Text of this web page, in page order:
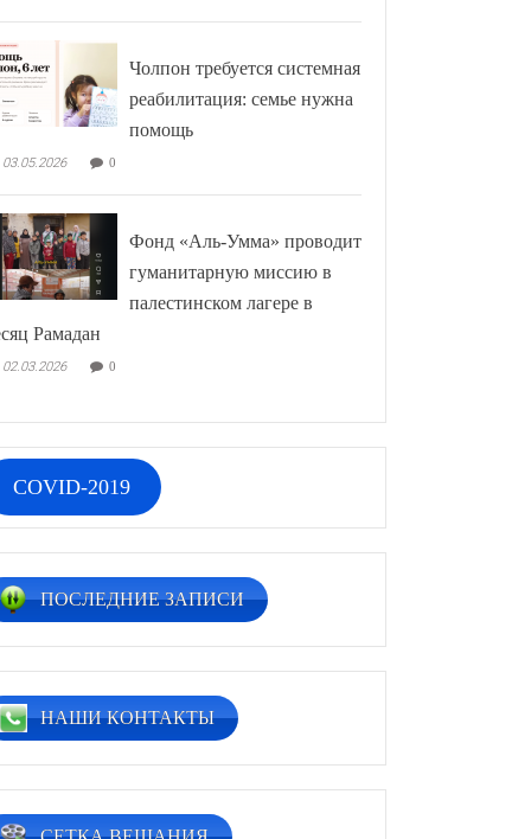
Чолпон требуется системная
реабилитация: семье нужна
помощь
03.05.2026 0
Фонд «Аль-Умма» проводит
гуманитарную миссию в
палестинском лагере в
Рамадан
02.03.2026 0
COVID-2019
ПОСЛЕДНИЕ ЗАПИСИ
НАШИ КОНТАКТЫ